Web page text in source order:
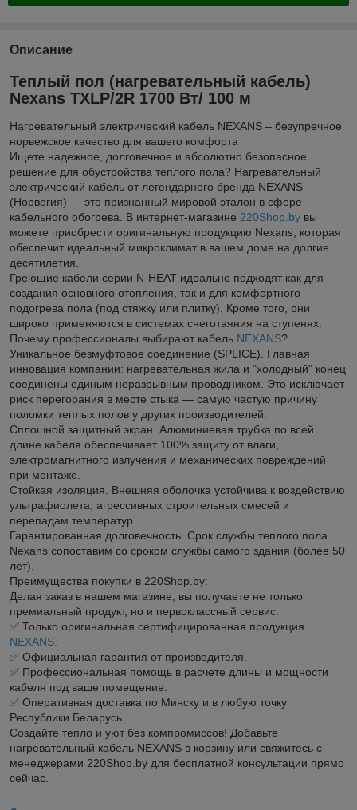
Описание
Теплый пол (нагревательный кабель)
Nexans TXLP/2R 1700 Вт/ 100 м
Нагревательный электрический кабель NEXANS – безупречное
норвежское качество для вашего комфорта
Ищете надежное, долговечное и абсолютно безопасное
решение для обустройства теплого пола? Нагревательный
электрический кабель от легендарного бренда NEXANS
(Норвегия) — это признанный мировой эталон в сфере
кабельного обогрева. В интернет-магазине 220Shop.by вы
можете приобрести оригинальную продукцию Nexans, которая
обеспечит идеальный микроклимат в вашем доме на долгие
десятилетия.
Греющие кабели серии N-HEAT идеально подходят как для
создания основного отопления, так и для комфортного
подогрева пола (под стяжку или плитку). Кроме того, они
широко применяются в системах снеготаяния на ступенях.
Почему профессионалы выбирают кабель NEXANS?
Уникальное безмуфтовое соединение (SPLICE). Главная
инновация компании: нагревательная жила и "холодный" конец
соединены единым неразрывным проводником. Это исключает
риск перегорания в месте стыка — самую частую причину
поломки теплых полов у других производителей.
Сплошной защитный экран. Алюминиевая трубка по всей
длине кабеля обеспечивает 100% защиту от влаги,
электромагнитного излучения и механических повреждений
при монтаже.
Стойкая изоляция. Внешняя оболочка устойчива к воздействию
ультрафиолета, агрессивных строительных смесей и
перепадам температур.
Гарантированная долговечность. Срок службы теплого пола
Nexans сопоставим со сроком службы самого здания (более 50
лет).
Преимущества покупки в 220Shop.by:
Делая заказ в нашем магазине, вы получаете не только
премиальный продукт, но и первоклассный сервис.
✅ Только оригинальная сертифицированная продукция
NEXANS.
✅ Официальная гарантия от производителя.
✅ Профессиональная помощь в расчете длины и мощности
кабеля под ваше помещение.
✅ Оперативная доставка по Минску и в любую точку
Республики Беларусь.
Создайте тепло и уют без компромиссов! Добавьте
нагревательный кабель NEXANS в корзину или свяжитесь с
менеджерами 220Shop.by для бесплатной консультации прямо
сейчас.